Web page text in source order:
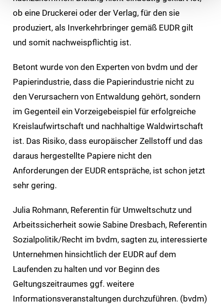
ob eine Druckerei oder der Verlag, für den sie
produziert, als Inverkehrbringer gemäß EUDR gilt
und somit nachweispflichtig ist.
Betont wurde von den Experten von bvdm und der
Papierindustrie, dass die Papierindustrie nicht zu
den Verursachern von Entwaldung gehört, sondern
im Gegenteil ein Vorzeigebeispiel für erfolgreiche
Kreislaufwirtschaft und nachhaltige Waldwirtschaft
ist. Das Risiko, dass europäischer Zellstoff und das
daraus hergestellte Papiere nicht den
Anforderungen der EUDR entspräche, ist schon jetzt
sehr gering.
Julia Rohmann, Referentin für Umweltschutz und
Arbeitssicherheit sowie Sabine Dresbach, Referentin
Sozialpolitik/Recht im bvdm, sagten zu, interessierte
Unternehmen hinsichtlich der EUDR auf dem
Laufenden zu halten und vor Beginn des
Geltungszeitraumes ggf. weitere
Informationsveranstaltungen durchzuführen. (bvdm)